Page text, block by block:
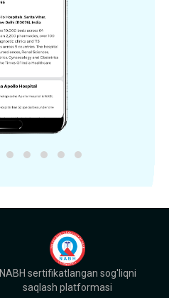
NABH sertifikatlangan sog'liqni
saqlash platformasi